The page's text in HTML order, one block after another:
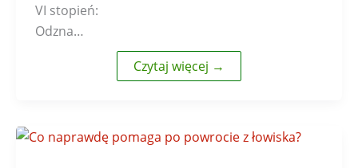
VI stopień:
Odzna…
Czytaj więcej →